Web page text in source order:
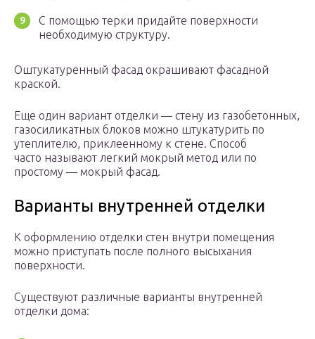
С помощью терки придайте поверхности
необходимую структуру.
Оштукатуренный фасад окрашивают фасадной
краской.
Еще один вариант отделки — стену из газобетонных,
газосиликатных блоков можно штукатурить по
утеплителю, приклеенному к стене. Способ
часто называют легкий мокрый метод или по
простому — мокрый фасад.
Варианты внутренней отделки
К оформлению отделки стен внутри помещения
можно приступать после полного высыхания
поверхности.
Существуют различные варианты внутренней
отделки дома: